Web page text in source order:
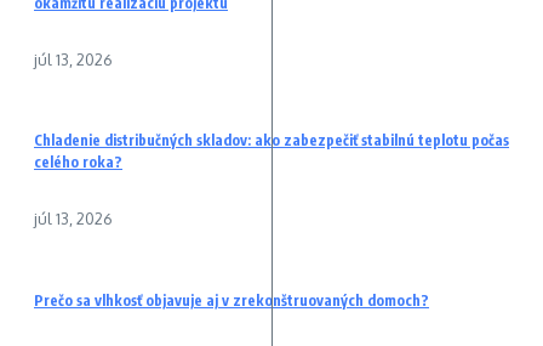
júl 13, 2026
Chladenie distribučných skladov: ako zabezpečiť stabilnú teplotu počas
celého roka?
júl 13, 2026
Prečo sa vlhkosť objavuje aj v zrekonštruovaných domoch?